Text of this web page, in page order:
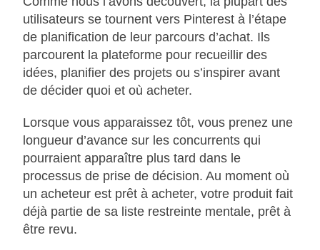
utilisateurs se tournent vers Pinterest à l’étape
de planification de leur parcours d’achat. Ils
parcourent la plateforme pour recueillir des
idées, planifier des projets ou s’inspirer avant
de décider quoi et où acheter.
Lorsque vous apparaissez tôt, vous prenez une
longueur d’avance sur les concurrents qui
pourraient apparaître plus tard dans le
processus de prise de décision. Au moment où
un acheteur est prêt à acheter, votre produit fait
déjà partie de sa liste restreinte mentale, prêt à
être revu.